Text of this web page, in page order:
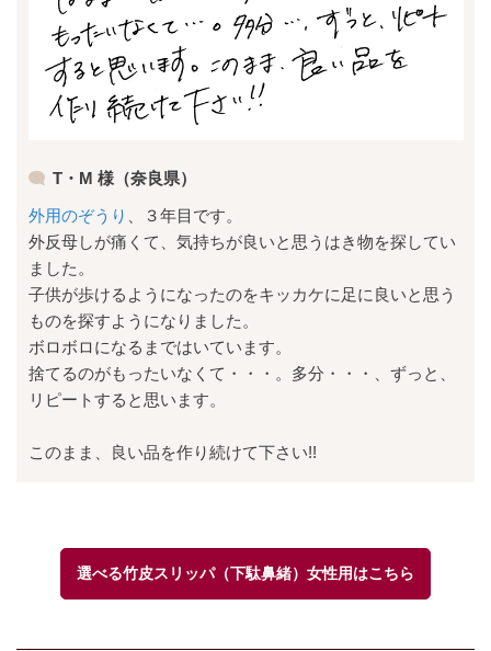
T・M 様（奈良県）
外用のぞうり
、３年目です。
外反母しが痛くて、気持ちが良いと思うはき物を探してい
ました。
子供が歩けるようになったのをキッカケに足に良いと思う
ものを探すようになりました。
ボロボロになるまではいています。
捨てるのがもったいなくて・・・。多分・・・、ずっと、
リピートすると思います。
このまま、良い品を作り続けて下さい!!
選べる竹皮スリッパ（下駄鼻緒）女性用はこちら